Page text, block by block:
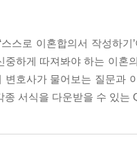
스로 이혼합의서 작성하
중하게 따져봐야 하는 이혼
변호사가 물어보는 질문과
종 서식을 다운받을 수 있는